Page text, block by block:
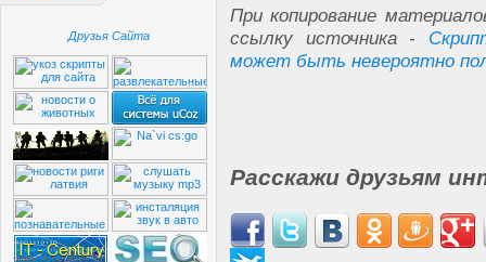
Друзья Сайта
При копирование
ссылку источника -
может быть невероятно
Расскажи друзьям